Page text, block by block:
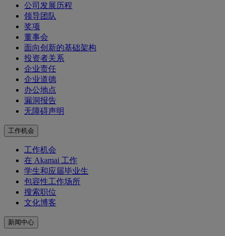
公司发展历程
领导团队
奖项
董事会
面向创新的基础架构
投资者关系
企业责任
企业道德
办公地点
漏洞报告
无障碍声明
工作机会
工作机会
在 Akamai 工作
学生和应届毕业生
包容性工作场所
搜索职位
文化博客
新闻中心